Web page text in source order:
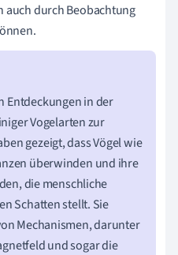
durch Beobachtung
Entdeckungen in der
Vogelarten zur
gezeigt, dass Vögel wie
überwinden und ihre
die menschliche
Schatten stellt. Sie
Mechanismen, darunter
und sogar die